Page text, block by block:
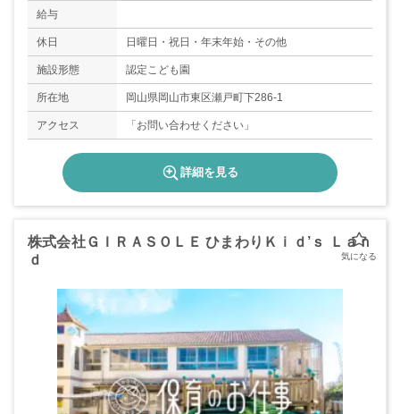
給与
休日 日曜日・祝日・年末年始・その他
施設形態 認定こども園
所在地 岡山県岡山市東区瀬戸町下286-1
アクセス 「お問い合わせください」
詳細を見る
株式会社ＧＩＲＡＳＯＬＥ ひまわりＫｉｄ’ｓ Ｌａｎ
ｄ